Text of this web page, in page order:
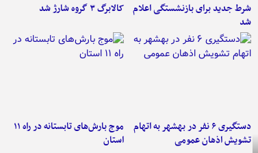
شرط جدید برای بازنشستگی اعلام
شد
کالابرگ ۳ گروه شارژ شد
دستگیری ۶ نفر در بهشهر به اتهام
تشویش اذهان عمومی
موج بارش‌های تابستانه در راه ۱۱
استان